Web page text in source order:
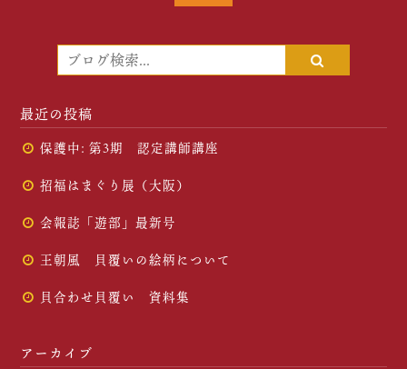
最近の投稿
保護中: 第3期 認定講師講座
招福はまぐり展（大阪）
会報誌「遊部」最新号
王朝風 貝覆いの絵柄について
貝合わせ貝覆い 資料集
アーカイブ